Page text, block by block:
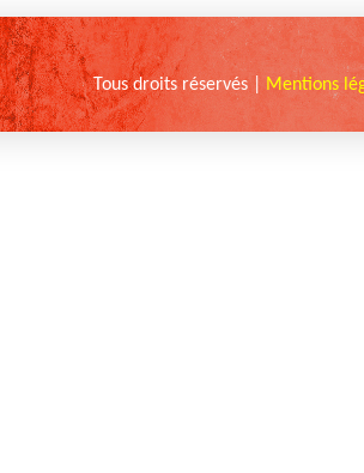
Tous droits réservés | Mentions